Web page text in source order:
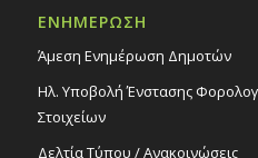
ΕΝΗΜΕΡΩΣΗ
Άμεση Ενημέρωση Δημοτών
Ηλ. Υποβολή Ένστασης
Στοιχείων
Δελτία Τύπου / Ανακοινώσεις